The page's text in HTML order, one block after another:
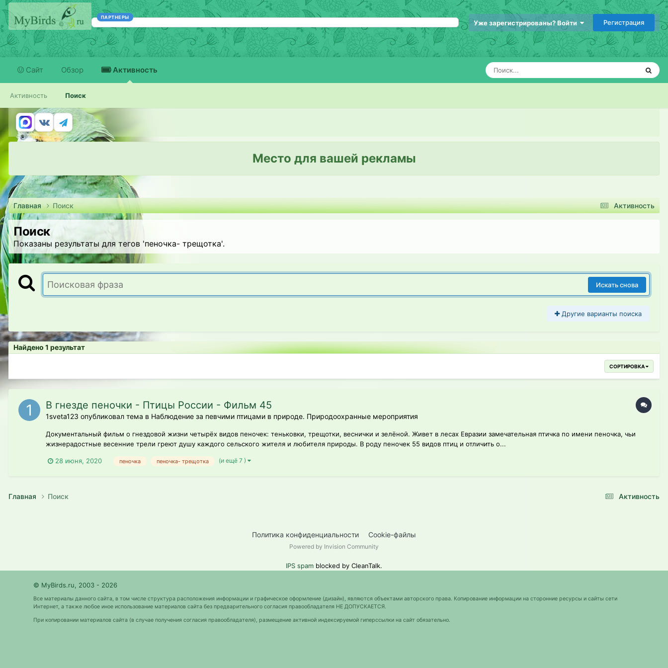
ПАРТНЕРЫ
Уже зарегистрированы? Войти Регистрация
Сайт Обзор Активность
Активность Поиск
Место для вашей рекламы
Активность
Главная Поиск
Поиск
Показаны результаты для тегов 'пеночка- трещотка'.
Искать снова
Другие варианты поиска
Найдено 1 результат
СОРТИРОВКА
В гнезде пеночки - Птицы России - Фильм 45
1sveta123 опубликовал тема в Наблюдение за певчими птицами в природе. Природоохранные мероприятия
Документальный фильм о гнездовой жизни четырёх видов пеночек: теньковки, трещотки, веснички и зелёной. Живет в лесах Евразии замечательная птичка по имени пеночка, чьи
жизнерадостные весенние трели греют душу каждого сельского жителя и любителя природы. В роду пеночек 55 видов птиц и отличить о...
28 июня, 2020 пеночка пеночка- трещотка (и ещё 7 )
Активность
Главная Поиск
Политика конфиденциальности Cookie-файлы
Powered by Invision Community
IPS spam blocked by CleanTalk.
© MyBirds.ru, 2003 - 2026
Все материалы данного сайта, в том числе структура расположения информации и графическое оформление (дизайн), являются объектами авторского права. Копирование информации на сторонние ресурсы и сайты сети
Интернет, а также любое иное использование материалов сайта без предварительного согласия правообладателя НЕ ДОПУСКАЕТСЯ.
При копировании материалов сайта (в случае получения согласия правообладателя), размещение активной индексируемой гиперссылки на сайт обязательно.